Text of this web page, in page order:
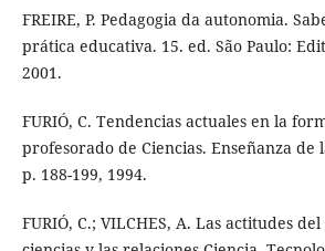
FREIRE, P. Pedagogia da autonomia.
prática educativa. 15. ed. São Paulo:
2001.
FURIÓ, C. Tendencias actuales en la
profesorado de Ciencias. Enseñanza de
p. 188-199, 1994.
FURIÓ, C.; VILCHES, A. Las actitudes